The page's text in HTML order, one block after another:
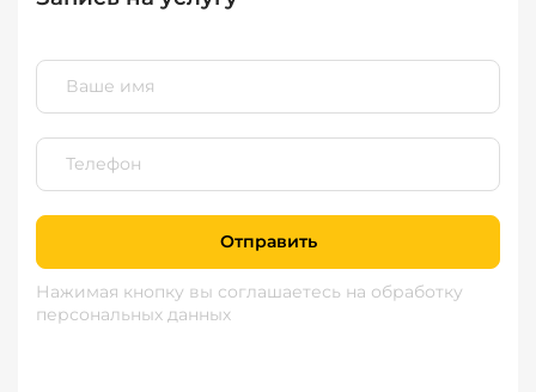
Отправить
Нажимая кнопку вы соглашаетесь на обработку
персональных данных